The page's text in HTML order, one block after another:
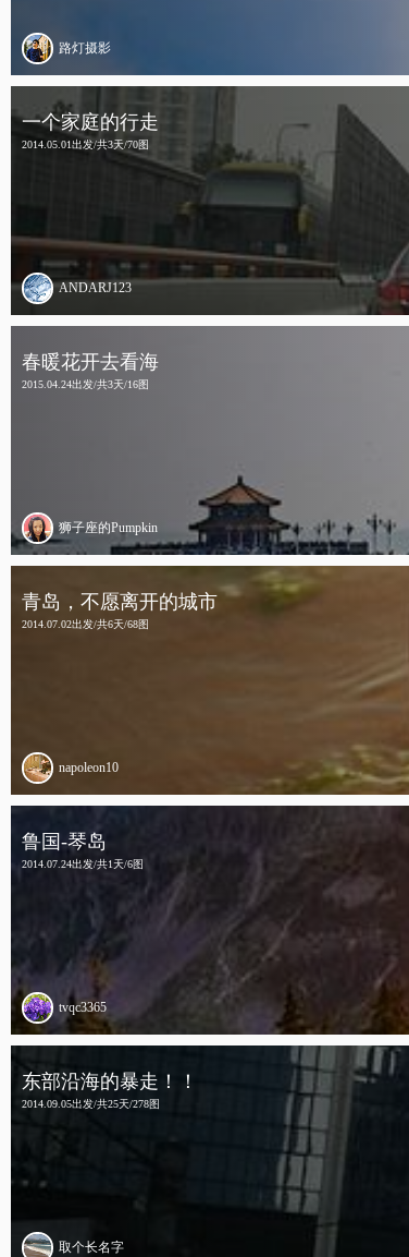
路灯摄影
一个家庭的行走
2014.05.01出发/共3天/70图
ANDARJ123
春暖花开去看海
2015.04.24出发/共3天/16图
狮子座的Pumpkin
青岛，不愿离开的城市
2014.07.02出发/共6天/68图
napoleon10
鲁国-琴岛
2014.07.24出发/共1天/6图
tvqc3365
东部沿海的暴走！！
2014.09.05出发/共25天/278图
取个长名字